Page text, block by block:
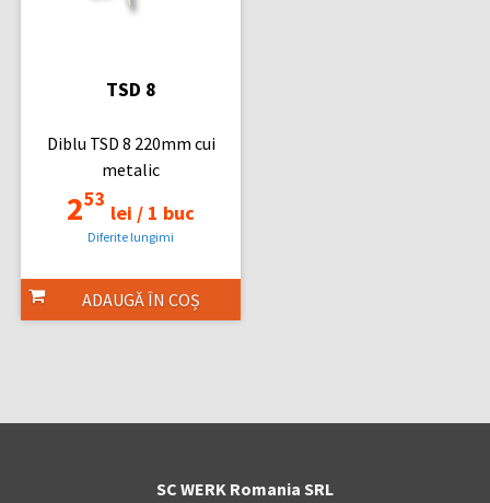
TSD 8
Diblu TSD 8 220mm cui
metalic
253
lei / 1 buc
Diferite lungimi
ADAUGĂ ÎN COȘ
SC WERK Romania SRL